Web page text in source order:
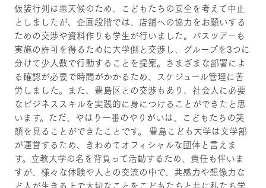
仮装行列は悪天候のため、こどもたちの安全を考えて中止
としましたが、企画段階では、店舗への協力をお願いする
ための交渉や資料作りも学生が行いました。バスツアーも
実施の許可を得るために大学側と交渉し、グループを3つに
分けて少人数で行動することを提案。さまざまな部署によ
る確認が必要で時間がかかるため、スケジュール管理に苦
労しました。また、豊島区との交渉もあり、社会人に必要
なビジネススキルを実践的に身につけることができたと思
います。ただ、やはり一番のやりがいは、こどもたちの笑
顔を見ることができたことです。 豊島こども大学は文学部
が運営するため、きわめてオフィシャルな団体と言えま
す。立教大学の名を背負って活動するため、責任も伴いま
すが、様々な体験や人との交流の中で、共感力や想像力な
ど人が生きる上で大切なことをこどもたちと共に私たち学